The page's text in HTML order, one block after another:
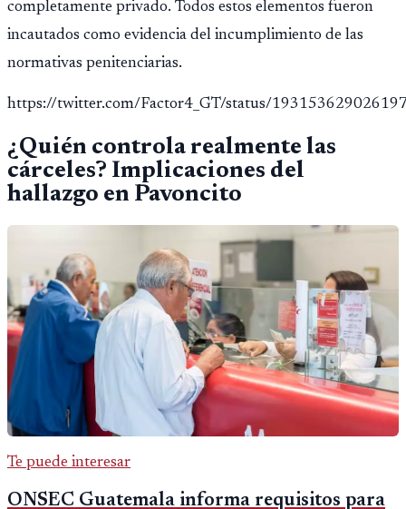
completamente privado. Todos estos elementos fueron
incautados como evidencia del incumplimiento de las
normativas penitenciarias.
https://twitter.com/Factor4_GT/status/
¿Quién controla realmente las
cárceles? Implicaciones del
hallazgo en Pavoncito
Te puede interesar
ONSEC Guatemala informa requisitos para